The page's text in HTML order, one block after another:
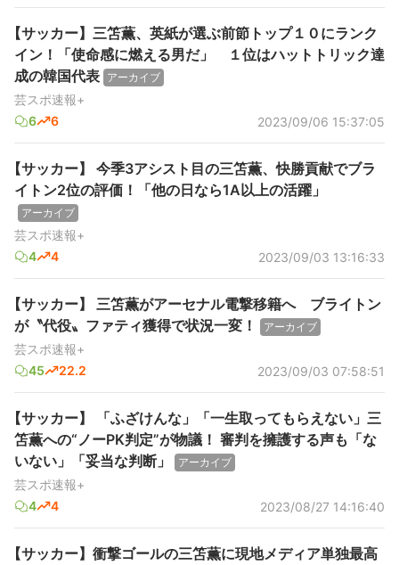
【サッカー】三笘薫、英紙が選ぶ前節トップ１０にランク
イン！「使命感に燃える男だ」 １位はハットトリック達
成の韓国代表 アーカイブ
芸スポ速報+
6
6 2023/09/06 15:37:05
【サッカー】 今季3アシスト目の三笘薫、快勝貢献でブラ
イトン2位の評価！「他の日なら1A以上の活躍」
アーカイブ
芸スポ速報+
4
4 2023/09/03 13:16:33
【サッカー】 三笘薫がアーセナル電撃移籍へ ブライトン
が〝代役〟ファティ獲得で状況一変！
アーカイブ
芸スポ速報+
45
22.2 2023/09/03 07:58:51
【サッカー】 「ふざけんな」「一生取ってもらえない」三
笘薫への“ノーPK判定”が物議！ 審判を擁護する声も「な
いない」「妥当な判断」
アーカイブ
芸スポ速報+
4
4 2023/08/27 14:16:40
【サッカー】衝撃ゴールの三笘薫に現地メディア単独最高